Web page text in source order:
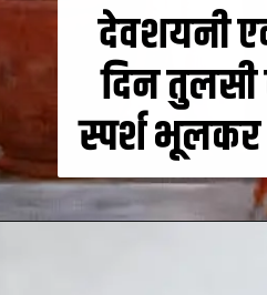
देवशयनी
दिन तुलसी
स्पर्श